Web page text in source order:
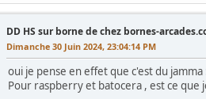
DD HS sur borne de chez bornes-
Dimanche 30 Juin 2024, 23:04:14 PM
oui je pense en effet que c'est du
Pour raspberry et batocera , est ce